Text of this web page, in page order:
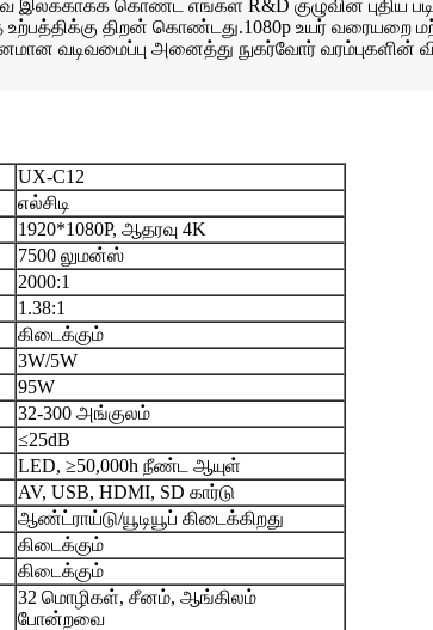
இலக்காகக் கொண்ட எங்கள் R&D குழுவின் புதிய
திறன் கொண்டது.1080p உயர் வரையறை
வடிவமைப்பு அனைத்து நுகர்வோர் வரம்புகளின்
UX-C12
எல்சிடி
1920*1080P, ஆதரவு 4K
7500 லுமன்ஸ்
2000:1
1.38:1
கிடைக்கும்
3W/5W
95W
32-300 அங்குலம்
≤25dB
LED, ≥50,000h நீண்ட ஆயுள்
AV, USB, HDMI, SD கார்டு
ஆண்ட்ராய்டு/யூடியூப் கிடைக்கிறது
கிடைக்கும்
கிடைக்கும்
32 மொழிகள், சீனம், ஆங்கிலம்
போன்றவை